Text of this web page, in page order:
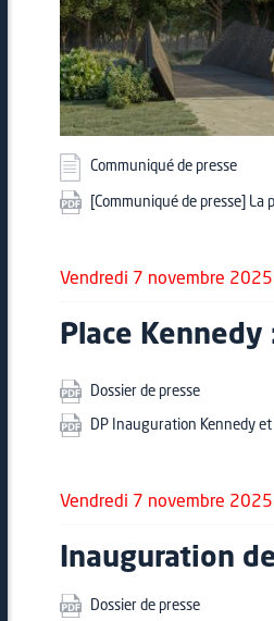
Communiqué de presse
[Communiqué de presse]
Vendredi 7 novembre 2025
Place
Dossier de presse
DP Inauguration Kennedy
Vendredi 7 novembre 2025
Inauguration
Dossier de presse